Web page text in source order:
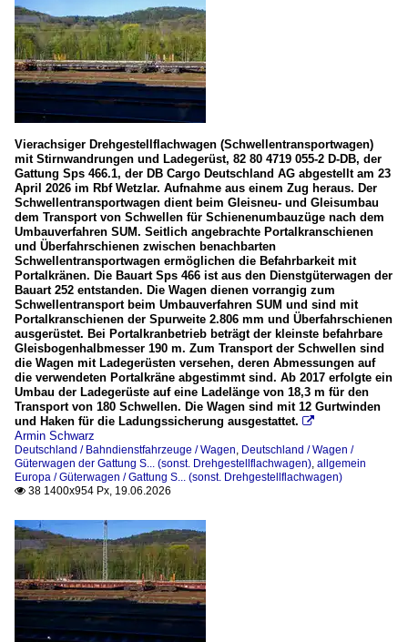
Vierachsiger Drehgestellflachwagen (Schwellentransportwagen)
mit Stirnwandrungen und Ladegerüst, 82 80 4719 055-2 D-DB, der
Gattung Sps 466.1, der DB Cargo Deutschland AG abgestellt am 23
April 2026 im Rbf Wetzlar. Aufnahme aus einem Zug heraus. Der
Schwellentransportwagen dient beim Gleisneu- und Gleisumbau
dem Transport von Schwellen für Schienenumbauzüge nach dem
Umbauverfahren SUM. Seitlich angebrachte Portalkranschienen
und Überfahrschienen zwischen benachbarten
Schwellentransportwagen ermöglichen die Befahrbarkeit mit
Portalkränen. Die Bauart Sps 466 ist aus den Dienstgüterwagen der
Bauart 252 entstanden. Die Wagen dienen vorrangig zum
Schwellentransport beim Umbauverfahren SUM und sind mit
Portalkranschienen der Spurweite 2.806 mm und Überfahrschienen
ausgerüstet. Bei Portalkranbetrieb beträgt der kleinste befahrbare
Gleisbogenhalbmesser 190 m. Zum Transport der Schwellen sind
die Wagen mit Ladegerüsten versehen, deren Abmessungen auf
die verwendeten Portalkräne abgestimmt sind. Ab 2017 erfolgte ein
Umbau der Ladegerüste auf eine Ladelänge von 18,3 m für den
Transport von 180 Schwellen. Die Wagen sind mit 12 Gurtwinden
und Haken für die Ladungssicherung ausgestattet. 
Armin Schwarz
Deutschland / Bahndienstfahrzeuge / Wagen, Deutschland / Wagen /
Güterwagen der Gattung S... (sonst. Drehgestellflachwagen), allgemein
Europa / Güterwagen / Gattung S... (sonst. Drehgestellflachwagen)
 38 1400x954 Px, 19.06.2026